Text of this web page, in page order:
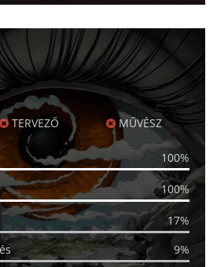
TERVEZŐ MŰVÉSZ
100%
100%
17%
9%